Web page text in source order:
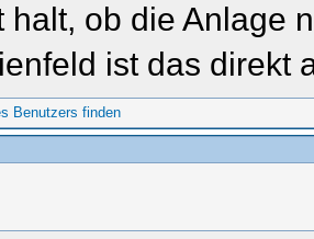
halt, ob die Anlage
ist das direkt